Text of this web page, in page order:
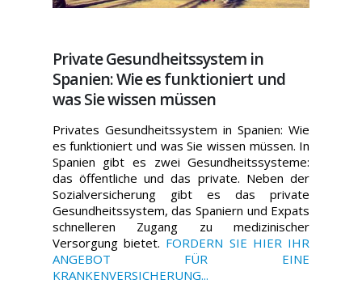
Private Gesundheitssystem in
Spanien: Wie es funktioniert und
was Sie wissen müssen
Privates Gesundheitssystem in Spanien: Wie
es funktioniert und was Sie wissen müssen. In
Spanien gibt es zwei Gesundheitssysteme:
das öffentliche und das private. Neben der
Sozialversicherung gibt es das private
Gesundheitssystem, das Spaniern und Expats
schnelleren Zugang zu medizinischer
Versorgung bietet. FORDERN SIE HIER IHR
ANGEBOT FÜR EINE
KRANKENVERSICHERUNG...